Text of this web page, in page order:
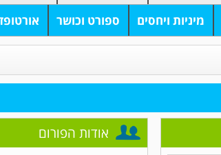
מיניות ויחסים ספורט וכושר
אודות הפורום